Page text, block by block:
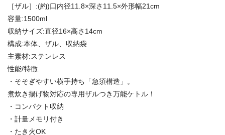
［ザル］:(約)口内径11.8×深さ11.5×外形幅21cm
容量:1500ml
収納サイズ:直径16×高さ14cm
構成:本体、ザル、収納袋
主素材:ステンレス
性能/特徴:
・そそぎやすい横手持ち「急須構造」。
煮炊き揚げ物対応の専用ザルつき万能ケトル！
・コンパクト収納
・計量メモリ付き
・たき火OK